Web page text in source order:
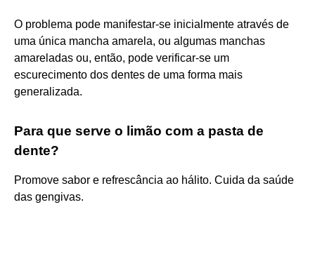
O problema pode manifestar-se inicialmente através de
uma única mancha amarela, ou algumas manchas
amareladas ou, então, pode verificar-se um
escurecimento dos dentes de uma forma mais
generalizada.
Para que serve o limão com a pasta de
dente?
Promove sabor e refrescância ao hálito. Cuida da saúde
das gengivas.